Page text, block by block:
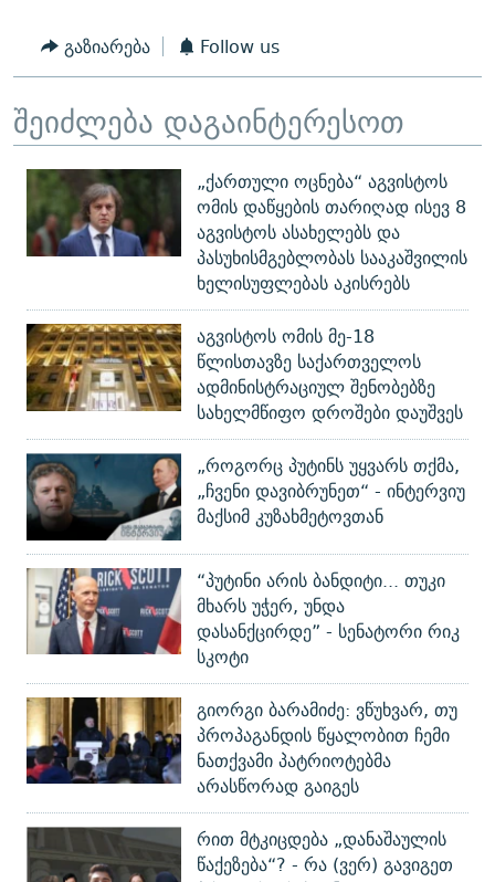
გაზიარება Follow us
შეიძლება დაგაინტერესოთ
„ქართული ოცნება“ აგვისტოს
ომის დაწყების თარიღად ისევ 8
აგვისტოს ასახელებს და
პასუხისმგებლობას სააკაშვილის
ხელისუფლებას აკისრებს
აგვისტოს ომის მე-18
წლისთავზე საქართველოს
ადმინისტრაციულ შენობებზე
სახელმწიფო დროშები დაუშვეს
„როგორც პუტინს უყვარს თქმა,
„ჩვენი დავიბრუნეთ“ - ინტერვიუ
მაქსიმ კუზახმეტოვთან
“პუტინი არის ბანდიტი... თუკი
მხარს უჭერ, უნდა
დასანქცირდე” - სენატორი რიკ
სკოტი
გიორგი ბარამიძე: ვწუხვარ, თუ
პროპაგანდის წყალობით ჩემი
ნათქვამი პატრიოტებმა
არასწორად გაიგეს
რით მტკიცდება „დანაშაულის
წაქეზება“? - რა (ვერ) გავიგეთ